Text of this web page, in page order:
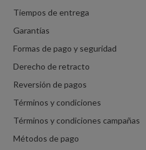
Tiempos de entrega
Garantías
Formas de pago y seguridad
Derecho de retracto
Reversión de pagos
Términos y condiciones
Términos y condiciones campañas
Métodos de pago